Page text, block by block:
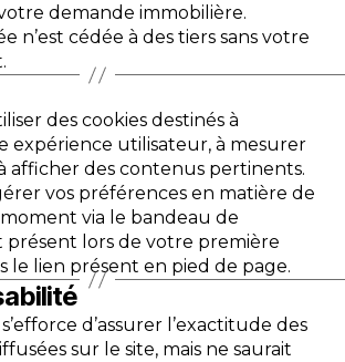
demande immobilière.
n’est cédée à des tiers sans votre
des cookies destinés à
expérience utilisateur, à mesurer
afficher des contenus pertinents.
vos préférences en matière de
via le bandeau de
lors de votre première
le lien présent en pied de page.
s’efforce d’assurer l’exactitude des
sur le site, mais ne saurait